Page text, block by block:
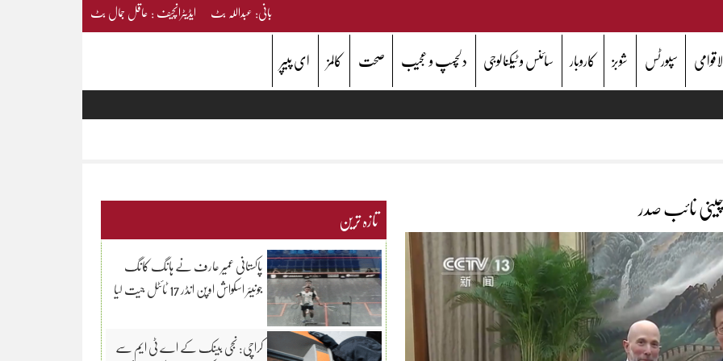
بانی: عبداللہ بٹ ایڈیٹرانچیف : عاقل جمال بٹ
سپورٹس شوبز کاروبار سائنس و ٹیکنالوجی دلچسپ و عجیب صحت کالمز ای پیپر
نائب صدر تازہ ترین
پاکستانی عمیر عارف نے ہانگ کانگ
جونیئر اسکواش اوپن انڈر 17 ٹائٹل جیت لیا
کراچی: نجی بینک کے اے ٹی ایم سے